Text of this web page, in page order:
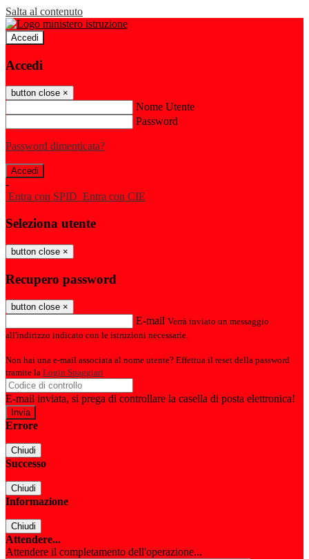
Salta al contenuto
Accedi
Accedi
button close ×
Nome Utente
Password
Password dimenticata?
-
Entra con SPID Entra con CIE
Seleziona utente
button close ×
Recupero password
button close ×
E-mail Verrà inviato un messaggio
all'indirizzo indicato con le istruzioni necessarie.
Non hai una e-mail associata al nome utente? Effettua il reset della password
tramite la Login Spaggiari
E-mail inviata, si prega di controllare la casella di posta elettronica!
Errore
Chiudi
Successo
Chiudi
Informazione
Chiudi
Attendere...
Attendere il completamento dell'operazione...